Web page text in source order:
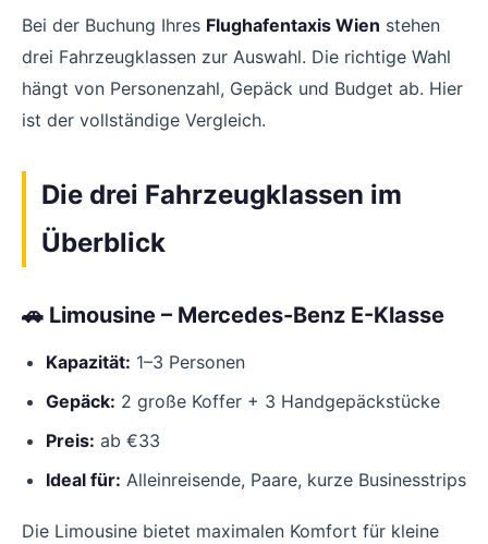
Bei der Buchung Ihres Flughafentaxis Wien stehen
drei Fahrzeugklassen zur Auswahl. Die richtige Wahl
hängt von Personenzahl, Gepäck und Budget ab. Hier
ist der vollständige Vergleich.
Die drei Fahrzeugklassen im
Überblick
🚗 Limousine – Mercedes-Benz E-Klasse
Kapazität: 1–3 Personen
Gepäck: 2 große Koffer + 3 Handgepäckstücke
Preis: ab €33
Ideal für: Alleinreisende, Paare, kurze Businesstrips
Die Limousine bietet maximalen Komfort für kleine